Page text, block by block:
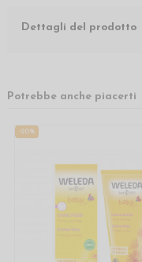
Dettagli del prodotto
Potrebbe anche piacerti
-20%